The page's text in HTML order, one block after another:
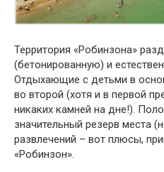
Территория «Робинзона»
(бетонированную) и
Отдыхающие с детьми в
во второй (хотя и в первой
никаких камней на дне!).
значительный резерв места
развлечений – вот плюсы,
«Робинзон».